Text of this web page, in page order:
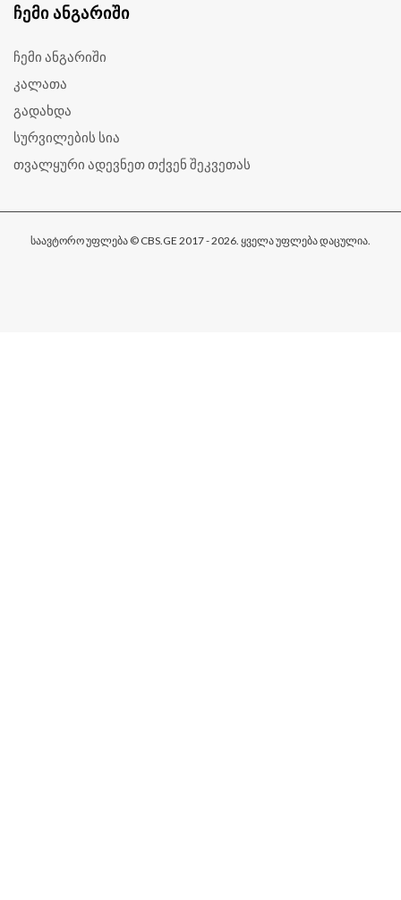
ᲩᲔᲛᲘ ᲐᲜᲒᲐᲠᲘᲨᲘ
ჩემი ანგარიში
კალათა
გადახდა
სურვილების სია
თვალყური ადევნეთ თქვენ შეკვეთას
საავტორო უფლება © CBS.GE 2017 - 2026. ყველა უფლება დაცულია.